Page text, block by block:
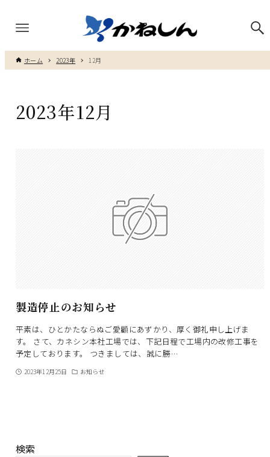
ホーム 2023年 12月
2023年12月
製造停止のお知らせ
平素は、ひとかたならぬご愛顧にあずかり、厚く御礼申し上げま
す。 さて、カネシン本社工場では、下記日程で工場内の改修工事を
予定しております。 つきましては、誠に勝…
2023年12月25日 お知らせ
検索